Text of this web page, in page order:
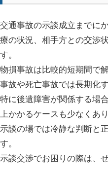
交通事故の示談成立までに
療の状況、相手方との交渉
す。
物損事故は比較的短期間で
事故や死亡事故では長期化
特に後遺障害が関係する場
上かかるケースも少なくあり
示談の場では冷静な判断と
す。
示談交渉でお困りの際は、